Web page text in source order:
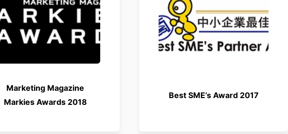
Marketing Magazine
Markies Awards 2018
Best SME’s Award 2017